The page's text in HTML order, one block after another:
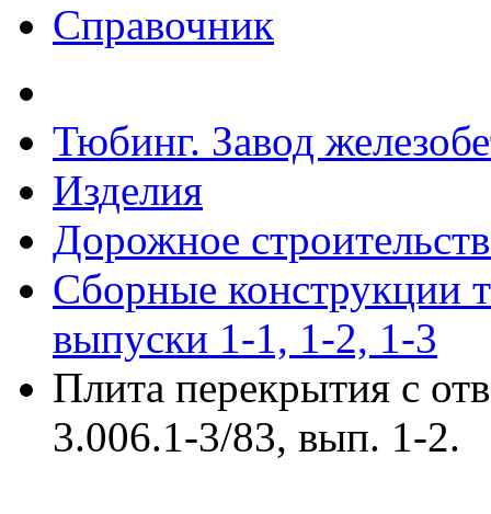
Справочник
Тюбинг. Завод
Изделия
Дорожное
Сборные конструкции
выпуски 1-1, 1-2, 1-3
Плита перекрытия с
3.006.1-3/83, вып. 1-2.